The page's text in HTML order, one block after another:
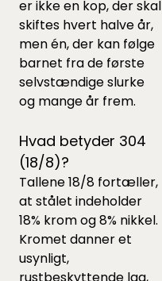
er ikke en kop, der skal
skiftes hvert halve år,
men én, der kan følge
barnet fra de første
selvstændige slurke
og mange år frem.
Hvad betyder 304
(18/8)?
Tallene 18/8 fortæller,
at stålet indeholder
18% krom og 8% nikkel.
Kromet danner et
usynligt,